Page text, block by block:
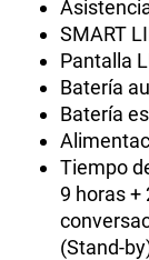
SMART
Pantalla
Batería
Batería
Tiempo
9 horas +
(Stand-